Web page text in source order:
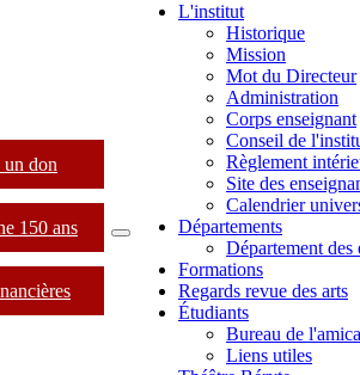
un don
150 ans
L'institut
Historique
Mission
Mot du Directeur
Administration
Corps enseignant
Conseil de
Règlement
Site des
Calendrier
Départements
Département des
Formations
Regards revue des arts
Étudiants
Bureau de
Liens utiles